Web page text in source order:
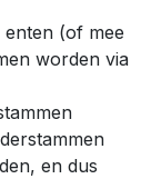
enten (of mee
worden via
en dus